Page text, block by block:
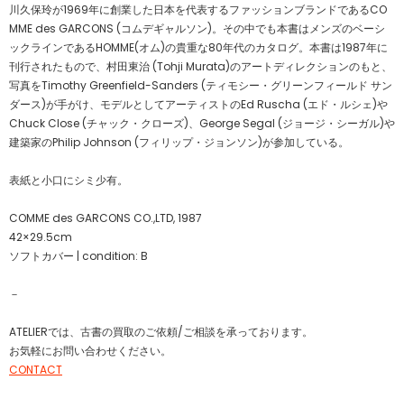
川久保玲が1969年に創業した日本を代表するファッションブランドであるCO
MME des GARCONS (コムデギャルソン)。その中でも本書はメンズのベーシ
ックラインであるHOMME(オム)の貴重な80年代のカタログ。本書は1987年に
刊行されたもので、村田東治 (Tohji Murata)のアートディレクションのもと、
写真をTimothy Greenfield-Sanders (ティモシー・グリーンフィールド サン
ダース)が手がけ、モデルとしてアーティストのEd Ruscha (エド・ルシェ)や
Chuck Close (チャック・クローズ)、George Segal (ジョージ・シーガル)や
建築家のPhilip Johnson (フィリップ・ジョンソン)が参加している。
表紙と小口にシミ少有。
COMME des GARCONS CO.,LTD, 1987
42×29.5cm
ソフトカバー | condition: B
－
ATELIERでは、古書の買取のご依頼/ご相談を承っております。
お気軽にお問い合わせください。
CONTACT